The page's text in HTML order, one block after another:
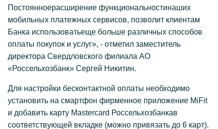
Постоянноерасширение функциональностинаших
мобильных платежных сервисов, позволит клиентам
Банка использоватьеще больше различных способов
оплаты покупок и услуг», - отметил заместитель
директора Свердловского филиала АО
«Россельхозбанк» Сергей Никитин.
Для настройки бесконтактной оплаты необходимо
установить на смартфон фирменное приложение MiFit
и добавить карту Mastercard Россельхозбанкав
соответствующей вкладке (можно привязать до 6 карт).